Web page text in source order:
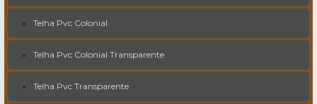
Telha Pvc Colonial
Telha Pvc Colonial Transparente
Telha Pvc Transparente